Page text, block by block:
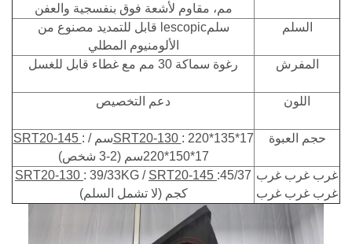
مم، مقاوم لأشعة فوق بنفسجية والعفن
السلم
سلمlescopic قابل للتمديد مصنوع من
الألومنيوم المطلي
المفرش
رغوة سماكة 30 مم مع غطاء قابل للغسل
اللون دعم التخصيص
حجم العبوة SRT20-130 : 220*135*17سم / SRT20-145 :
220*150*17سم (2-3 شخص)
غرب غرب غرب
غرب غرب غرب
SRT20-130 : 39/33KG / SRT20-145 :45/37
كجم (لا تشمل السلم)